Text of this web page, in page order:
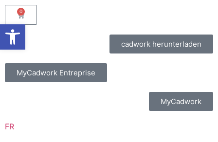
Barrierefreiheit öffnen
0
cadwork herunterladen
MyCadwork Entreprise
MyCadwork
FR